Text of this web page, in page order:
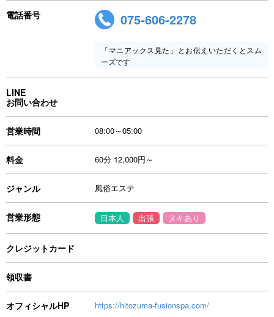
電話番号 075-606-2278
「マニアックス見た」とお伝えいただくとスム
ーズです
LINE
お問い合わせ
営業時間 08:00～05:00
料金 60分 12,000円～
ジャンル 風俗エステ
営業形態 日本人 出張 ヌキあり
クレジットカード
領収書
オフィシャルHP https://hitozuma-fusionspa.com/